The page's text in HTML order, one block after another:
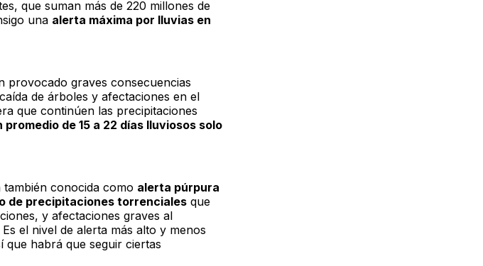
que suman más de 220 millones de
una alerta máxima por lluvias en
provocado graves consecuencias
de árboles y afectaciones en el
que continúen las precipitaciones
promedio de 15 a 22 días lluviosos solo
conocida como alerta púrpura
de precipitaciones torrencialesque
y afectaciones graves al
el nivel de alerta más alto y menos
habrá que seguir ciertas